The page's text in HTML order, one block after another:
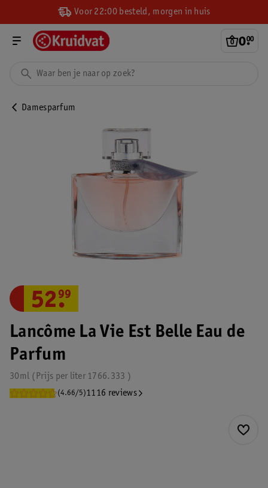
Voor 22:00 besteld, morgen in huis
0.
00
Damesparfum
Lancôme La Vie Est Belle Eau de
Parfum
30ml 1766.333
Prijs per liter
(4.66/5)1116 reviews
52.
99